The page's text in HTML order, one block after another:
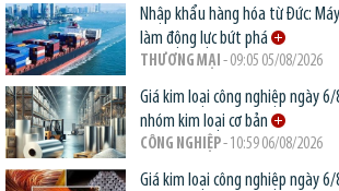
Nhập khẩu hàng hóa từ Đức:
làm động lực bứt phá
THƯƠNG MẠI - 09:05 05/08/2026
Giá kim loại công nghiệp ngày
nhóm kim loại cơ bản
CÔNG NGHIỆP- 10:59 06/08/2026
Giá kim loại công nghiệp ngày